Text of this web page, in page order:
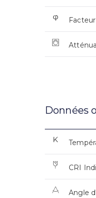
Données
CRI
Angle